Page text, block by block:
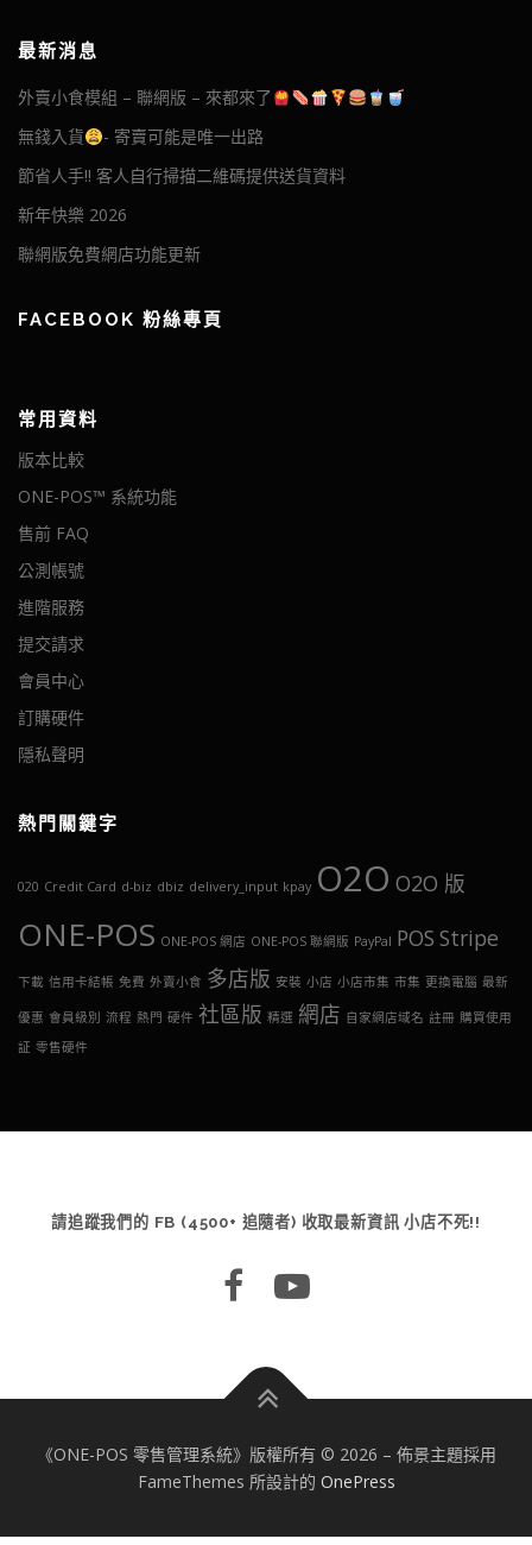
最新消息
外賣小食模組 – 聯網版 – 來都來了
無錢入貨
- 寄賣可能是唯一出路
節省人手!! 客人自行掃描二維碼提供送貨資料
新年快樂 2026
聯網版免費網店功能更新
FACEBOOK 粉絲專頁
常用資料
版本比較
ONE-POS™ 系統功能
售前 FAQ
公測帳號
進階服務
提交請求
會員中心
訂購硬件
隱私聲明
熱門關鍵字
020 Credit Card d-biz dbiz delivery_input kpay O2O O2O 版
ONE-POS ONE-POS 網店 ONE-POS 聯網版 PayPal POS Stripe
下載 信用卡結帳 免費 外賣小食 多店版 安裝 小店 小店市集 市集 更換電腦 最新
優惠 會員級別 流程 熱門 硬件 社區版 精選 網店 自家網店域名 註冊 購買使用
証 零售硬件
請追蹤我們的 FB (4500+ 追隨者) 收取最新資訊 小店不死!!
《ONE-POS 零售管理系統》版權所有 © 2026 – 佈景主題採用
FameThemes 所設計的 OnePress